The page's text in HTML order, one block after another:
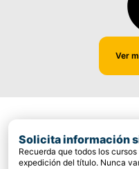
Ver
Solicita información
Recuerda que todos los
expedición del título. Nunca